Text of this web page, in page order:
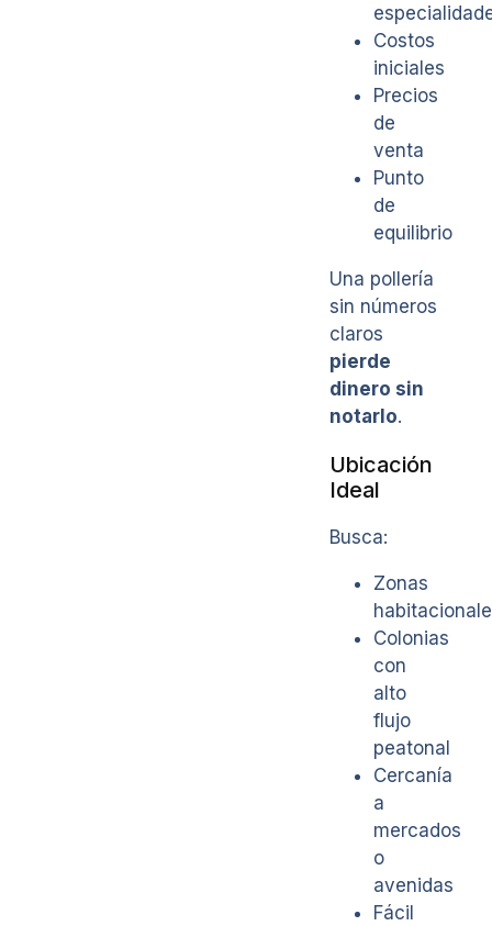
Costos
iniciales
Precios
de
venta
Punto
de
equilibrio
Una pollería
sin números
claros
pierde
dinero sin
notarlo.
Ubicación
Ideal
Busca:
Zonas
Colonias
con
alto
flujo
peatonal
Cercanía
a
mercados
o
avenidas
Fácil